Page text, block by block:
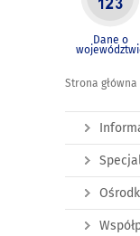
Dane o
Strona główna